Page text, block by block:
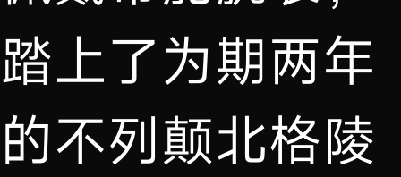
踏上了为期两年
的不列颠北格陵